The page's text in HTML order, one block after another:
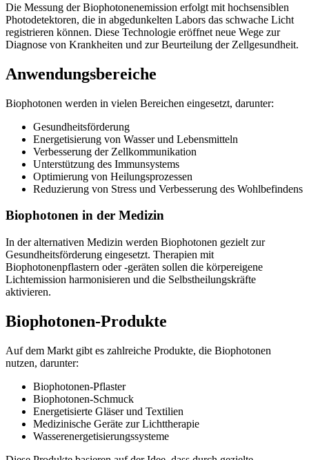
Die Messung der Biophotonenemission erfolgt mit hochsensiblen
Photodetektoren, die in abgedunkelten Labors das schwache Licht
registrieren können. Diese Technologie eröffnet neue Wege zur
Diagnose von Krankheiten und zur Beurteilung der Zellgesundheit.
Anwendungsbereiche
Biophotonen werden in vielen Bereichen eingesetzt, darunter:
Gesundheitsförderung
Energetisierung von Wasser und Lebensmitteln
Verbesserung der Zellkommunikation
Unterstützung des Immunsystems
Optimierung von Heilungsprozessen
Reduzierung von Stress und Verbesserung des Wohlbefindens
Biophotonen in der Medizin
In der alternativen Medizin werden Biophotonen gezielt zur
Gesundheitsförderung eingesetzt. Therapien mit
Biophotonenpflastern oder -geräten sollen die körpereigene
Lichtemission harmonisieren und die Selbstheilungskräfte
aktivieren.
Biophotonen-Produkte
Auf dem Markt gibt es zahlreiche Produkte, die Biophotonen
nutzen, darunter:
Biophotonen-Pflaster
Biophotonen-Schmuck
Energetisierte Gläser und Textilien
Medizinische Geräte zur Lichttherapie
Wasserenergetisierungssysteme